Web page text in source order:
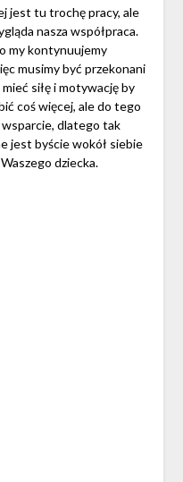
jest tu trochę pracy, ale
nasza współpraca.
my kontynuujemy
musimy być przekonani
siłę i motywację by
coś więcej, ale do tego
dlatego tak
jest byście wokół siebie
dziecka.